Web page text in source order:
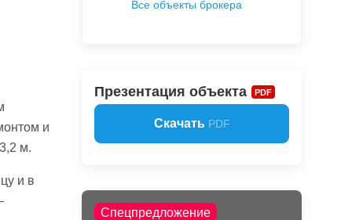
и
м.
и в
Все объекты брокера
Презентация объекта PDF
Скачать PDF
Спецпредложение